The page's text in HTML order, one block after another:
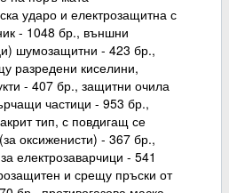
ударо и електрозащитна с
- 1048 бр., външни
шумозащитни - 423 бр.,
разредени киселини,
- 407 бр., защитни очила
частици - 953 бр.,
тип, с повдигащ се
оксиженисти) - 367 бр.,
електрозаварчици - 541
и срещу пръски от